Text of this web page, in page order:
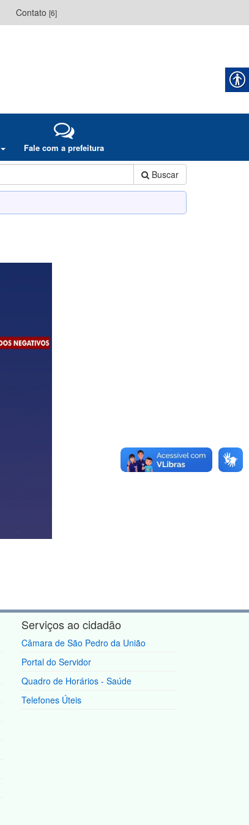
Contato [6]
Fale com a prefeitura
Buscar
Serviços ao cidadão
Câmara de São Pedro da União
Portal do Servidor
Quadro de Horários - Saúde
Telefones Úteis